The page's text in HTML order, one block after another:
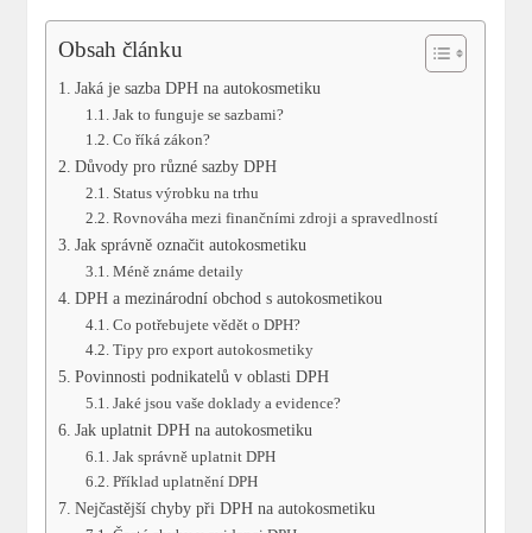
Obsah článku
Jaká⁣ je sazba⁢ DPH na autokosmetiku
Jak to funguje⁣ se sazbami?
Co říká zákon?
Důvody pro různé sazby DPH
Status výrobku na trhu
Rovnováha mezi finančními zdroji a spravedlností
Jak správně označit autokosmetiku
Méně známe detaily
DPH a mezinárodní obchod‌ s autokosmetikou
Co ‍potřebujete ‌vědět o DPH?
Tipy pro export autokosmetiky
Povinnosti podnikatelů⁢ v oblasti DPH
Jaké ⁢jsou​ vaše doklady a evidence?
Jak uplatnit DPH na ⁤autokosmetiku
Jak správně uplatnit DPH
Příklad ⁢uplatnění DPH
Nejčastější chyby při ​DPH na autokosmetiku